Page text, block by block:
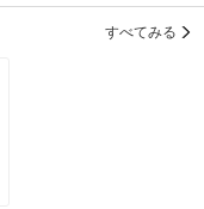
すべてみる